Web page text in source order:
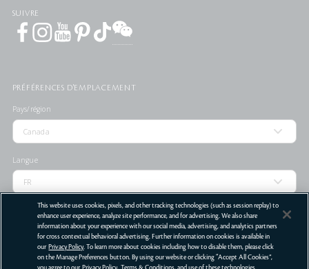
SUIVRE
PRÉFÉRENCES D'EMPLACEMENT
Pays/région
Langue
LOCALISATEUR DE
Conditions d’utilisationPolitique de confidentialitéNe pas vendre ni partager mes informations personnelles
This website uses cookies, pixels, and other tracking technologies (such as session replay) to
enhance user experience, analyze site performance, and for advertising. We also share
information about your experience with our social media, advertising, and analytics partners
for cross contextual behavioral advertising. Further information on cookies is available in
our Privacy Policy. To learn more about cookies including how to disable them, please click
on the Manage Preferences button. By using our website or clicking “Accept All Cookies”,
you agree to our Privacy Policy, Terms & Conditions, and use of these technologies.